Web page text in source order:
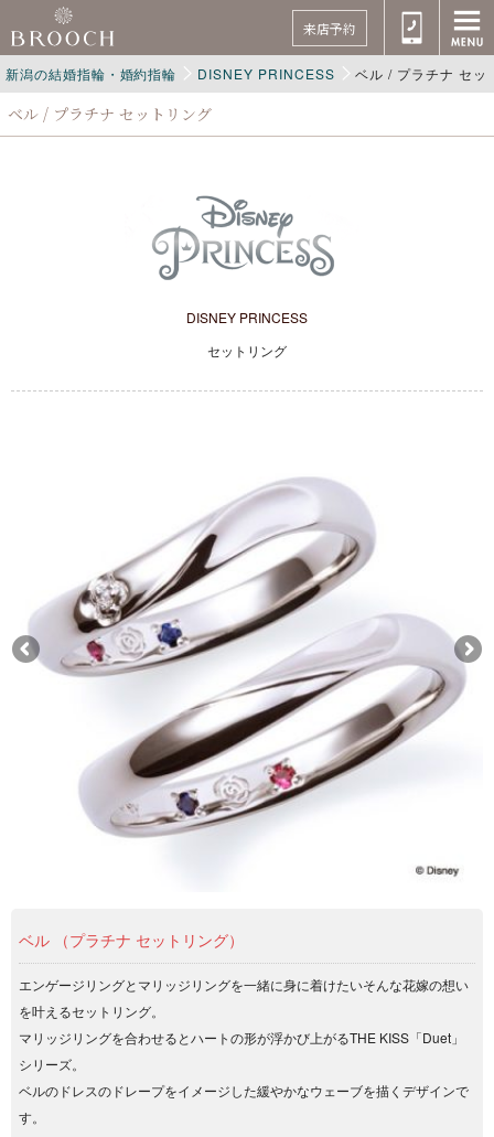
来店予約
新潟の結婚指輪・婚約指輪 DISNEY PRINCESS ベル / プラチナ セッ
ベル / プラチナ セットリング
DISNEY PRINCESS
セットリング
ベル （プラチナ セットリング）
エンゲージリングとマリッジリングを一緒に身に着けたいそんな花嫁の想い
を叶えるセットリング。
マリッジリングを合わせるとハートの形が浮かび上がるTHE KISS「Duet」
シリーズ。
ベルのドレスのドレープをイメージした緩やかなウェーブを描くデザインで
す。